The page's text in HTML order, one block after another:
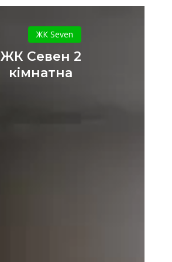
Севен
2
кімнатна
ЖК Seven
ЖК Севен 2
кімнатна